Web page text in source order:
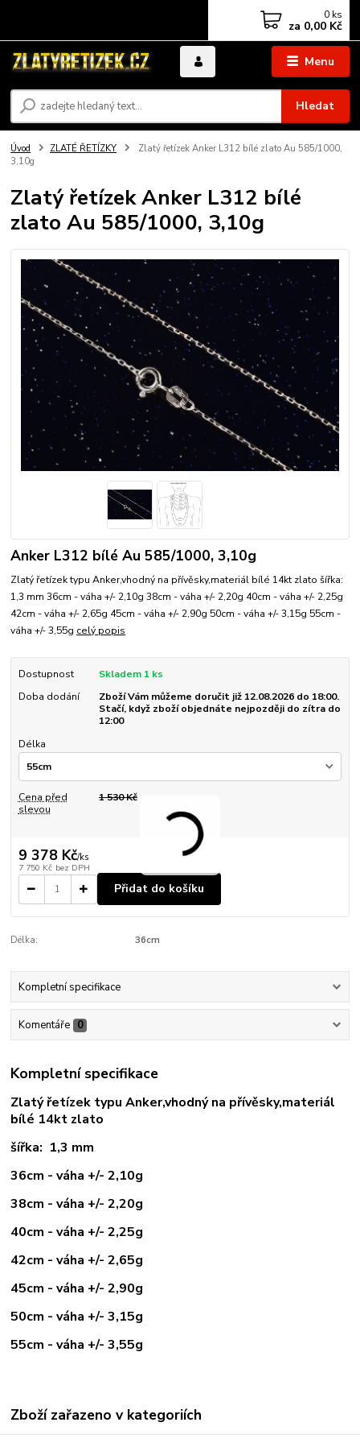
Menu
Hledat
0 ks
za 0,00 Kč
Úvod ZLATÉ ŘETÍZKY
Zlatý řetízek Anker L312 bílé zlato Au 585/1000,
3,10g
Zlatý řetízek Anker L312 bílé
zlato Au 585/1000, 3,10g
Anker L312 bílé Au 585/1000, 3,10g
Zlatý řetízek typu Anker,vhodný na přívěsky,materiál bílé 14kt zlato šířka:
1,3 mm 36cm - váha +/- 2,10g 38cm - váha +/- 2,20g 40cm - váha +/- 2,25g
42cm - váha +/- 2,65g 45cm - váha +/- 2,90g 50cm - váha +/- 3,15g 55cm -
váha +/- 3,55g celý popis
Dostupnost
Skladem 1 ks
Doba dodání
Zboží Vám můžeme doručit již 12.08.2026 do 18:00.
Stačí, když zboží objednáte nejpozději do zítra do
12:00
Délka
Cena před
slevou
1 530 Kč
9 378 Kč/ks
7 750 Kč bez DPH
Přidat do košíku
Délka: 36cm
Kompletní specifikace
Komentáře 0
Kompletní specifikace
Zlatý řetízek typu Anker,vhodný na přívěsky,materiál
bílé 14kt zlato
šířka: 1,3 mm
36cm - váha +/- 2,10g
38cm - váha +/- 2,20g
40cm - váha +/- 2,25g
42cm - váha +/- 2,65g
45cm - váha +/- 2,90g
50cm - váha +/- 3,15g
55cm - váha +/- 3,55g
Zboží zařazeno v kategoriích